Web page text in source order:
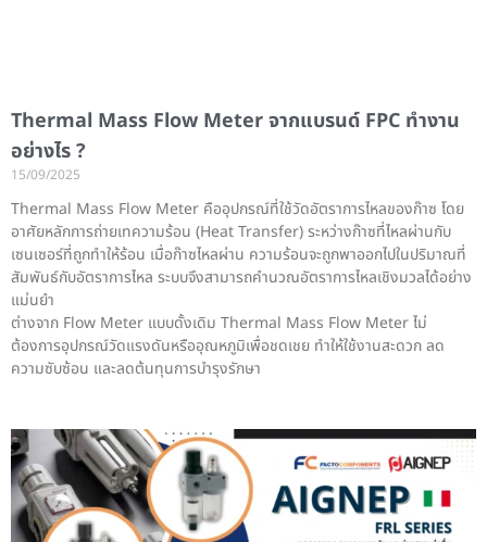
Thermal Mass Flow Meter จากแบรนด์ FPC ทำงาน
อย่างไร ?
15/09/2025
Thermal Mass Flow Meter คืออุปกรณ์ที่ใช้วัดอัตราการไหลของก๊าซ โดย
อาศัยหลักการถ่ายเทความร้อน (Heat Transfer) ระหว่างก๊าซที่ไหลผ่านกับ
เซนเซอร์ที่ถูกทำให้ร้อน เมื่อก๊าซไหลผ่าน ความร้อนจะถูกพาออกไปในปริมาณที่
สัมพันธ์กับอัตราการไหล ระบบจึงสามารถคำนวณอัตราการไหลเชิงมวลได้อย่าง
แม่นยำ
ต่างจาก Flow Meter แบบดั้งเดิม Thermal Mass Flow Meter ไม่
ต้องการอุปกรณ์วัดแรงดันหรืออุณหภูมิเพื่อชดเชย ทำให้ใช้งานสะดวก ลด
ความซับซ้อน และลดต้นทุนการบำรุงรักษา